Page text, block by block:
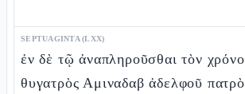
SEPTUAGINTA (LXX)
ἐν δὲ τῷ ἀναπληροῦσθαι τὸν
θυγατρὸς Αμιναδαβ ἀδελφοῦ